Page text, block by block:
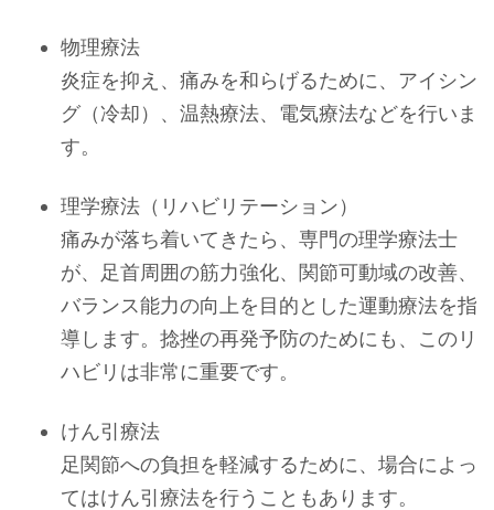
物理療法
炎症を抑え、痛みを和らげるために、アイシン
グ（冷却）、温熱療法、電気療法などを行いま
す。
理学療法（リハビリテーション）
痛みが落ち着いてきたら、専門の理学療法士
が、足首周囲の筋力強化、関節可動域の改善、
バランス能力の向上を目的とした運動療法を指
導します。捻挫の再発予防のためにも、このリ
ハビリは非常に重要です。
けん引療法
足関節への負担を軽減するために、場合によっ
てはけん引療法を行うこともあります。